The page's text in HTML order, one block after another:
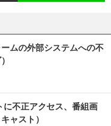
ムの外部システムへの不
に不正アクセス、番組画
ャスト）